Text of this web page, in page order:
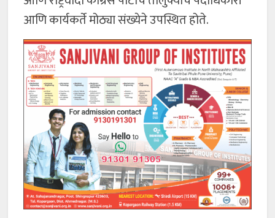
आणि कार्यकर्ते मोठ्या संख्येने उपस्थित होते.